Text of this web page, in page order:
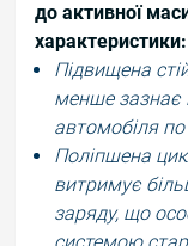
до активної
характеристики:
Підвищена
менше зазнає
автомобіля по
Поліпшена
витримує
заряду, що
системою